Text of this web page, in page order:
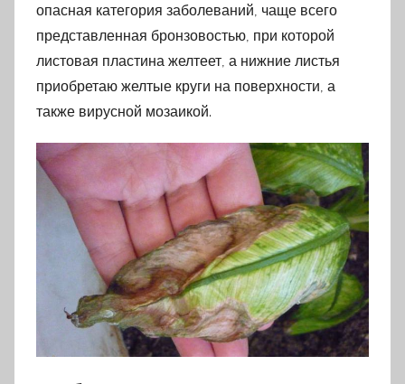
опасная категория заболеваний, чаще всего
представленная бронзовостью, при которой
листовая пластина желтеет, а нижние листья
приобретаю желтые круги на поверхности, а
также вирусной мозаикой.